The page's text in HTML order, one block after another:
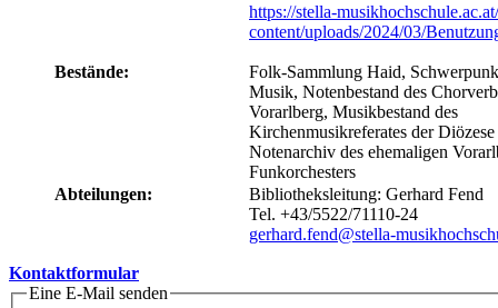
https://stella-
content/uploads/2024/03/
Bestände:
Folk-Sammlung Haid,
Musik, Notenbestand des
Vorarlberg, Musikbestand des
Kirchenmusikreferates der
Notenarchiv des ehemaligen
Funkorchesters
Abteilungen:
Bibliotheksleitung: Gerhard Fend
Tel. +43/5522/71110-24
gerhard.fend@stella-
Kontaktformular
Eine E-Mail senden